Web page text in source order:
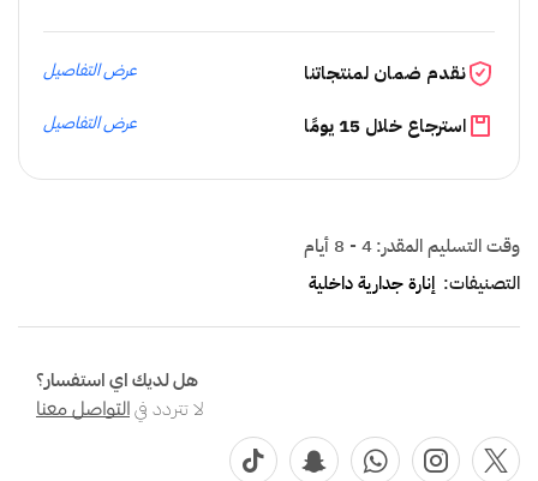
نقدم ضمان لمنتجاتنا عرض التفاصيل
استرجاع خلال 15 يومًا عرض التفاصيل
وقت التسليم المقدر:4 - 8 أيام
التصنيفات: إنارة جدارية داخلية
هل لديك اي استفسار؟
لا تتردد فيالتواصل معنا